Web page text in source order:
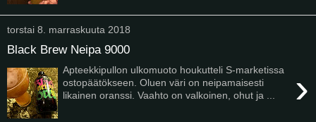
torstai 8. marraskuuta 2018
Black Brew Neipa 9000
›
Apteekkipullon ulkomuoto houkutteli S-marketissa
ostopäätökseen. Oluen väri on neipamaisesti
likainen oranssi. Vaahto on valkoinen, ohut ja ...